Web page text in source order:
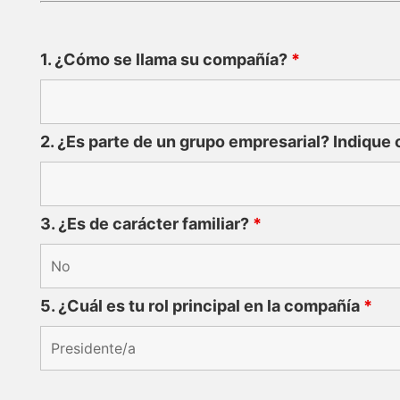
1. ¿Cómo se llama su compañía? *
2. ¿Es parte de un grupo empresarial? Indique
3. ¿Es de carácter familiar? *
5. ¿Cuál es tu rol principal en la compañía *